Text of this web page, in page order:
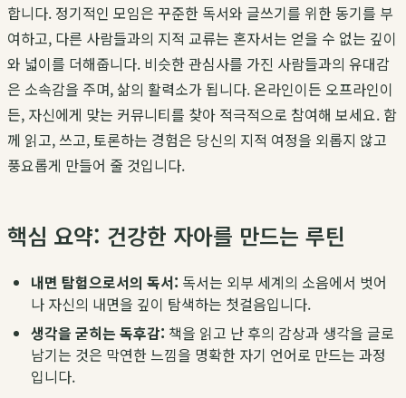
합니다. 정기적인 모임은 꾸준한 독서와 글쓰기를 위한 동기를 부
여하고, 다른 사람들과의 지적 교류는 혼자서는 얻을 수 없는 깊이
와 넓이를 더해줍니다. 비슷한 관심사를 가진 사람들과의 유대감
은 소속감을 주며, 삶의 활력소가 됩니다. 온라인이든 오프라인이
든, 자신에게 맞는 커뮤니티를 찾아 적극적으로 참여해 보세요. 함
께 읽고, 쓰고, 토론하는 경험은 당신의 지적 여정을 외롭지 않고
풍요롭게 만들어 줄 것입니다.
핵심 요약: 건강한 자아를 만드는 루틴
내면 탐험으로서의 독서: 독서는 외부 세계의 소음에서 벗어
나 자신의 내면을 깊이 탐색하는 첫걸음입니다.
생각을 굳히는 독후감: 책을 읽고 난 후의 감상과 생각을 글로
남기는 것은 막연한 느낌을 명확한 자기 언어로 만드는 과정
입니다.